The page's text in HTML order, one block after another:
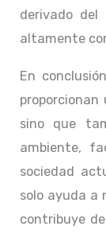
derivado del
altamente
En
proporcionan
sino que
ambiente,
sociedad
solo ayuda a
contribuye